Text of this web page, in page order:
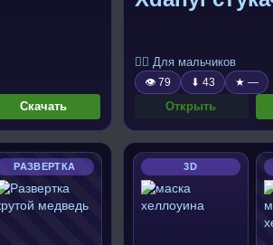
Скачать
🧍‍♂️ Для мальчиков
👁 79 ⬇ 43 ★ —
Открыть
РАЗВЕРТКА 3D